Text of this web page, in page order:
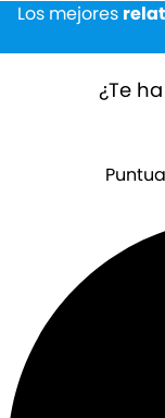
Los mejores
¿Te